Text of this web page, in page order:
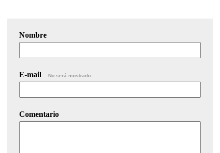
Nombre
E-mail No será mostrado.
Comentario